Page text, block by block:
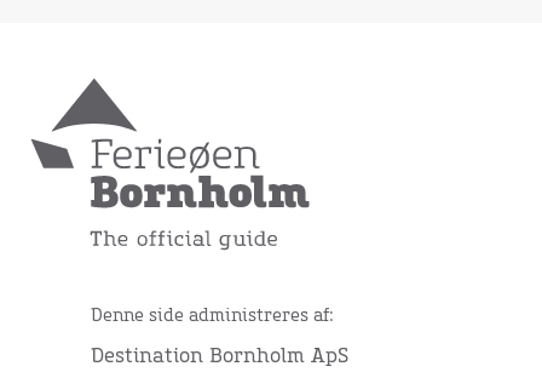
Denne side administreres af:
Destination Bornholm ApS